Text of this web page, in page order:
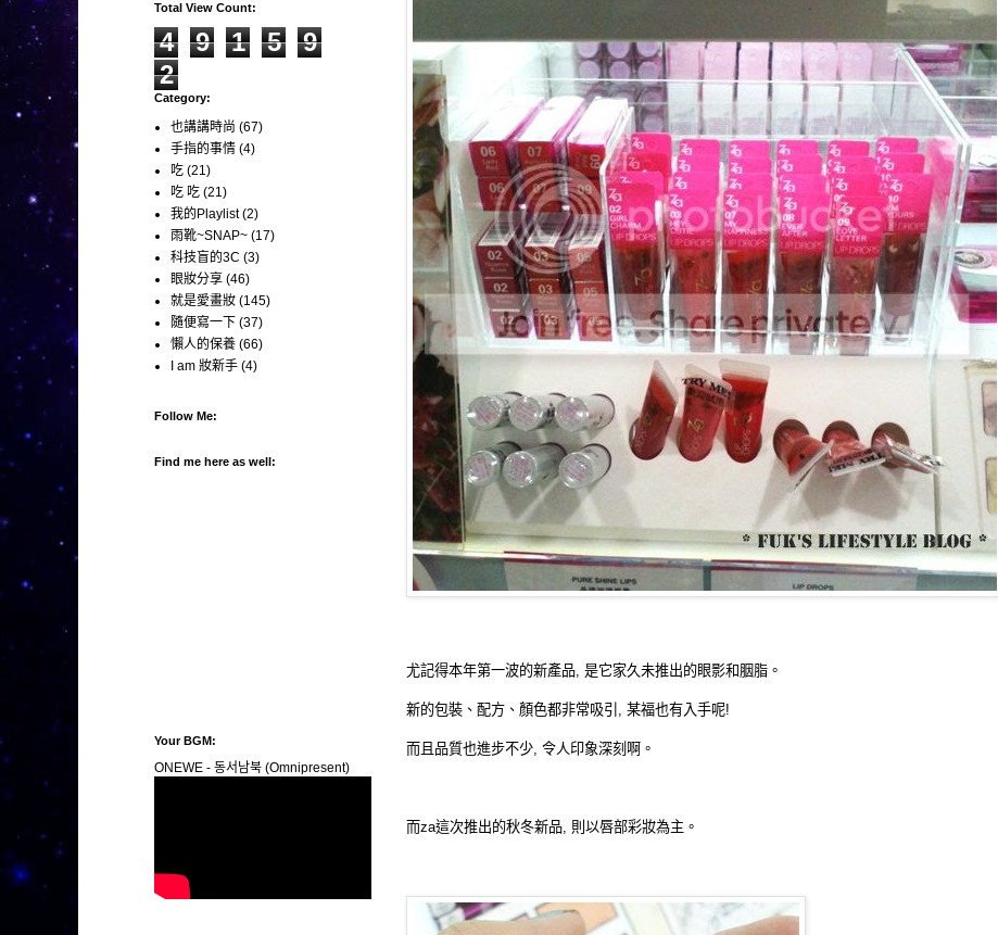
尤記得本年第一波的新產品, 是它家久未推出的眼影和胭脂。
新的包裝、配方、顏色都非常吸引, 某福也有入手呢!
而且品質也進步不少, 令人印象深刻啊。
而za這次推出的秋冬新品, 則以唇部彩妝為主。
Total View Count:
4 9 1 5
9
2
Category:
也講講時尚 (67)
手指的事情 (4)
吃 (21)
吃 吃 (21)
我的Playlist (2)
雨靴~SNAP~ (17)
科技盲的3C (3)
眼妝分享 (46)
就是愛畫妝 (145)
隨便寫一下 (37)
懶人的保養 (66)
I am 妝新手 (4)
Follow Me:
Find me here as well:
Your BGM:
ONEWE - 동서남북 (Omnipresent)